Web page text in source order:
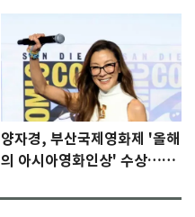
양자경, 부산국제영화제 '올해
의 아시아영화인상' 수상…15